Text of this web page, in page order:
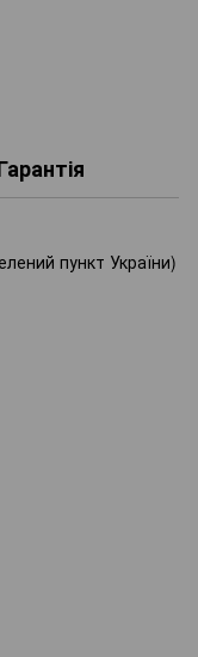
пункт України)